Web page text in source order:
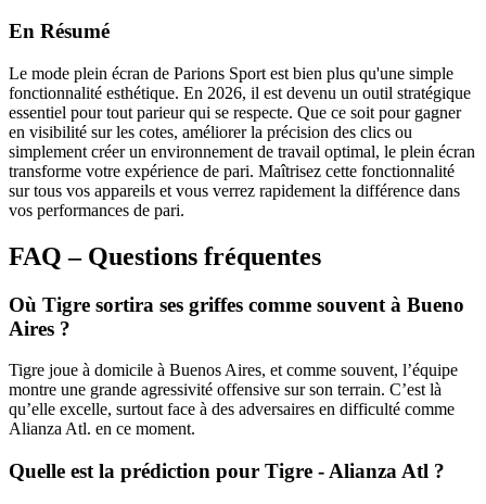
En Résumé
Le mode plein écran de Parions Sport est bien plus qu'une simple
fonctionnalité esthétique. En 2026, il est devenu un outil stratégique
essentiel pour tout parieur qui se respecte. Que ce soit pour gagner
en visibilité sur les cotes, améliorer la précision des clics ou
simplement créer un environnement de travail optimal, le plein écran
transforme votre expérience de pari. Maîtrisez cette fonctionnalité
sur tous vos appareils et vous verrez rapidement la différence dans
vos performances de pari.
FAQ – Questions fréquentes
Où Tigre sortira ses griffes comme souvent à Bueno
Aires ?
Tigre joue à domicile à Buenos Aires, et comme souvent, l’équipe
montre une grande agressivité offensive sur son terrain. C’est là
qu’elle excelle, surtout face à des adversaires en difficulté comme
Alianza Atl. en ce moment.
Quelle est la prédiction pour Tigre - Alianza Atl ?